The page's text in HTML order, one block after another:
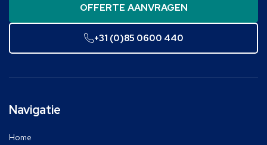
OFFERTE AANVRAGEN
+31 (0)85 0600 440
Navigatie
Home